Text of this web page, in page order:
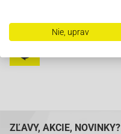
ZĽAVY, AKCIE, NOVINKY?
Nie, uprav